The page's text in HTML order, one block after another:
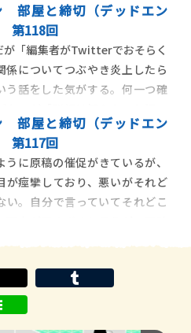
気づかされたショックで危うく
完結しかけたが、先日無事アニ
したようである。しかし、私は
送まで俺が生きていると思うな
」と
部屋と締切（デッドエン
第118回
が「編集者がTwitterでおそらく
係についてつぶやき炎上したら
う話をした気がする。何一つ確
がとにかく怒っている奴」が現
上として一人前だ。全員がこと
、真剣に怒っている状態など児
、スミノフ片手にキャンプファ
部屋と締切（デッドエン
第117回
うに原稿の催促がきているが、
が痙攣しており、悪いがそれど
い。自分で言っていてそれどこ
瞼が私にあるまじきリズム感で
み続けており、異常は明らかな
れで